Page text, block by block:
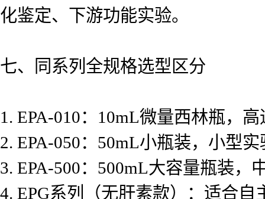
化鉴定、下游功能实验。
七、同系列全规格选型区分
1. EPA-010：10mL微量西林瓶，
2. EPA-050：50mL小瓶装，小型
3. EPA-500：500mL大容量瓶装
4. EPG系列（无肝素款）：适合